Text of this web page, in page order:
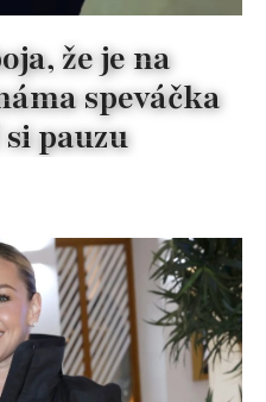
že je na
speváčka
pauzu